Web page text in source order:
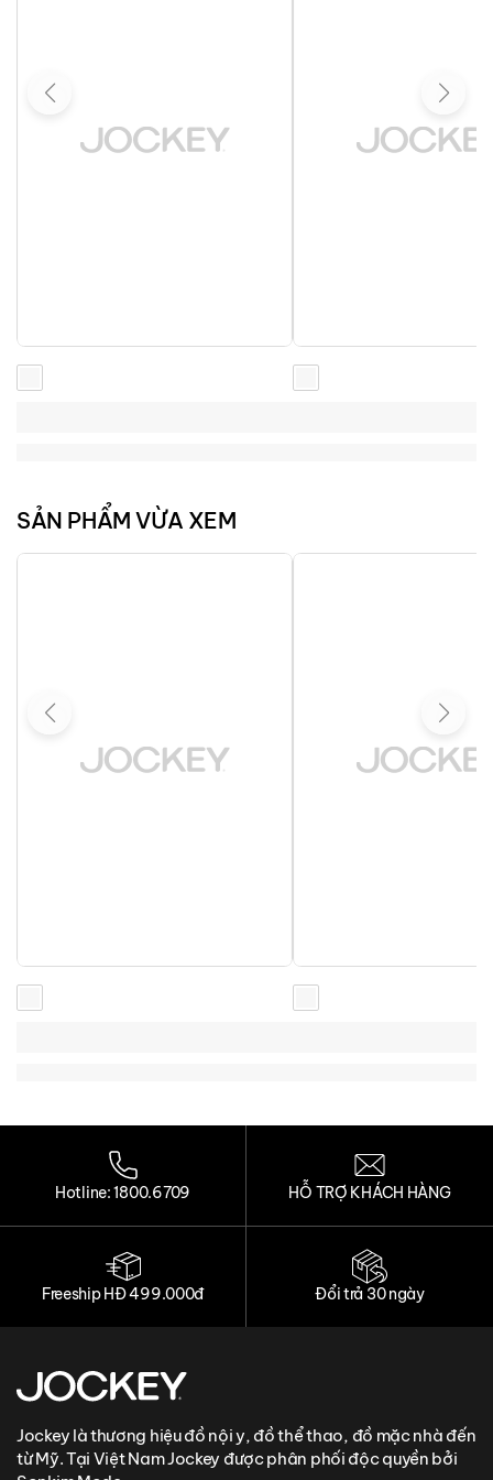
SẢN PHẨM VỪA XEM
Hotline: 1800.6709 HỖ TRỢ KHÁCH HÀNG
Freeship HĐ 499.000đ Đổi trả 30 ngày
Jockey là thương hiệu đồ nội y, đồ thể thao, đồ mặc nhà đến
từ Mỹ. Tại Việt Nam Jockey được phân phối độc quyền bởi